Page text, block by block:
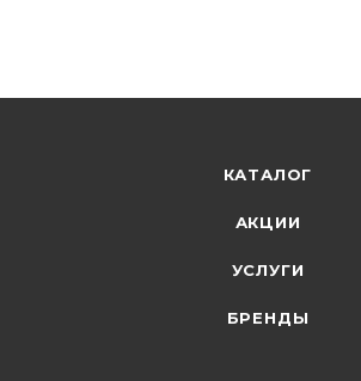
КАТАЛОГ
АКЦИИ
УСЛУГИ
БРЕНДЫ